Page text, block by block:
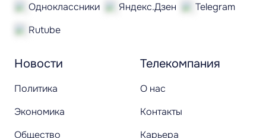
Новости
Политика
Экономика
Общество
Телекомпания
О нас
Контакты
Карьера
Одноклассники
Яндекс.Дзен
Telegram
Rutube